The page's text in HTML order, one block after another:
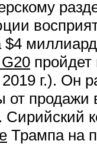
$4
пройдет
г.). Он
от продажи
Сирийский
Трампа на